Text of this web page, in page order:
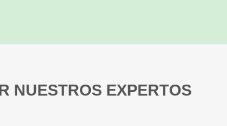
NUESTROS EXPERTOS